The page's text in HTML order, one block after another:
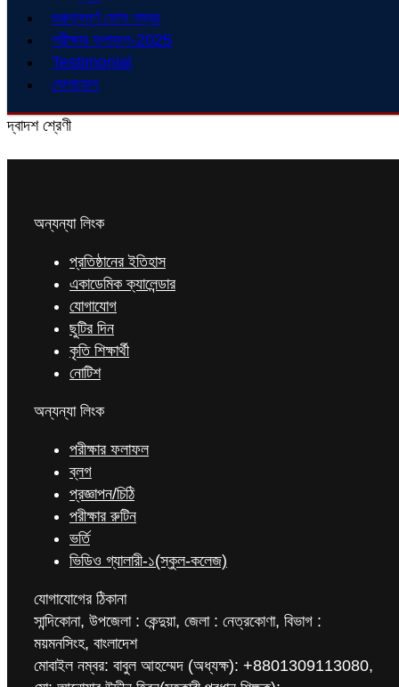
গুরুত্বপূর্ণ ফোন নম্বর
পরীক্ষার ফলাফল-2025
Testimonial
যোগাযোগ
দ্বাদশ শ্রেণী
অন্যন্যা লিংক
প্রতিষ্ঠানের ইতিহাস
একাডেমিক ক্যালেন্ডার
যোগাযোগ
ছুটির দিন
কৃতি শিক্ষার্থী
নোটিশ
অন্যন্যা লিংক
পরীক্ষার ফলাফল
ব্লগ
প্রজ্ঞাপন/চিঠি
পরীক্ষার রুটিন
ভর্তি
ভিডিও গ্যালারী-১(স্কুল-কলেজ)
যোগাযোগের ঠিকানা
সান্দিকোনা, উপজেলা : কেন্দুয়া, জেলা : নেত্রকোণা, বিভাগ :
ময়মনসিংহ, বাংলাদেশ
মোবাইল নম্বর: বাবুল আহম্মেদ (অধ্যক্ষ): +8801309113080,